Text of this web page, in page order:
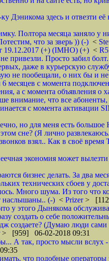
Дэникома здесь и отвезти
Полтора месяца заняло
что за зверь )) (-) <
19.12.2017 (+) (IMHO) (+) <
привезли. Просто забил
даже в курьерскую
не пообещали, о них бы и
месяцев с момента
а с момента объявления о
внимание, что все
с момента
но для меня есть
сне? (Я лично
взял.. Как в своё
экономия может
бизнес делать. За два
технических сбоев у
Много шума. Из того что
наслышаны.. (-) < Prizer>
у этого Дынякома
создать о себе
создаете? (Думаю люди сами
> [959] 06-02-2018 09:31
А так, просто мысли вслух
что подобные